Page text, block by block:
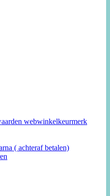
webwinkelkeurmerk
( achteraf betalen)